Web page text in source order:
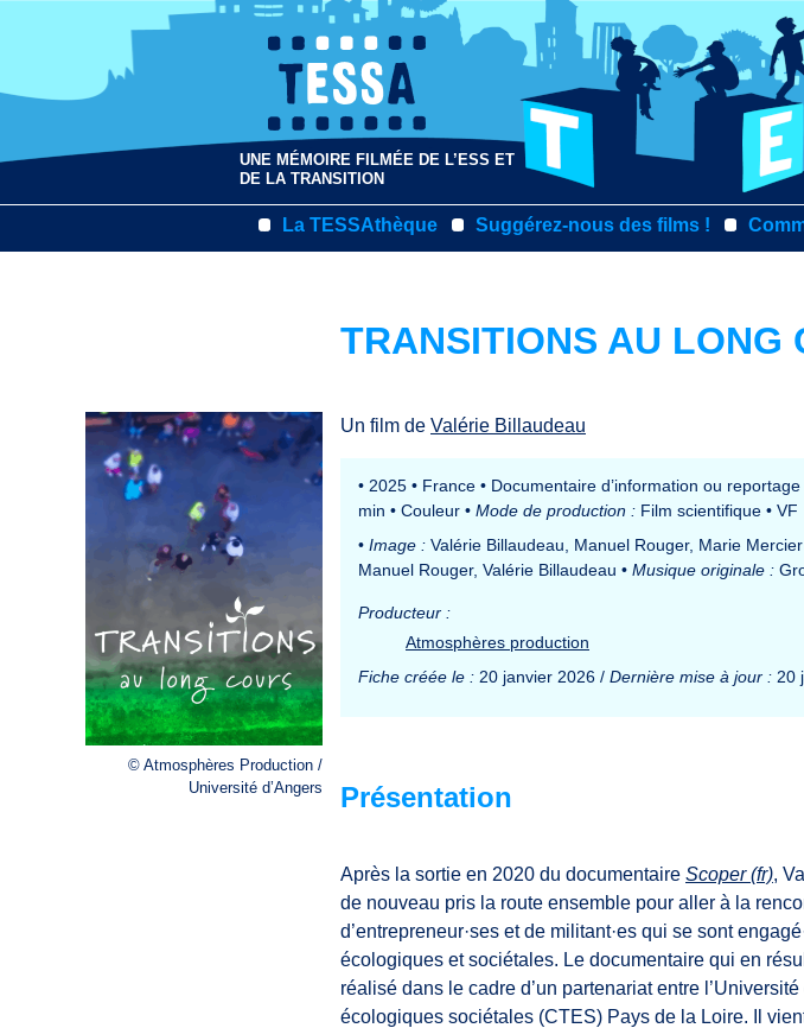
UNE MÉMOIRE FILMÉE DE L’ESS ET
DE LA TRANSITION
La TESSAthèque Suggérez-nous des films !
© Atmosphères Production /
Université d’Angers
TRANSITIONS AU LONG
Un film de Valérie Billaudeau
• 2025 • France • Documentaire d’information ou reportage
min • Couleur • Mode de production : Film scientifique • VF
• Image : Valérie Billaudeau, Manuel Rouger, Marie Mercier
Manuel Rouger, Valérie Billaudeau • Musique originale :
Producteur :
Atmosphères production
Fiche créée le : 20 janvier 2026 / Dernière mise à jour : 20
Présentation
Après la sortie en 2020 du documentaire Scoper
,
de nouveau pris la route ensemble pour aller à la
d’entrepreneur·ses et de militant·es qui se sont
écologiques et sociétales. Le documentaire qui en
réalisé dans le cadre d’un partenariat entre
écologiques sociétales (CTES) Pays de la Loire. Il